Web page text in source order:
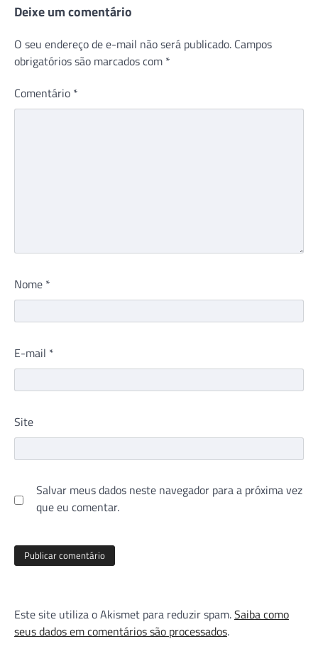
Deixe um comentário
O seu endereço de e-mail não será publicado. Campos
obrigatórios são marcados com *
Comentário *
Nome *
E-mail *
Site
Salvar meus dados neste navegador para a próxima vez
que eu comentar.
Este site utiliza o Akismet para reduzir spam.Saiba como
seus dados em comentários são processados.